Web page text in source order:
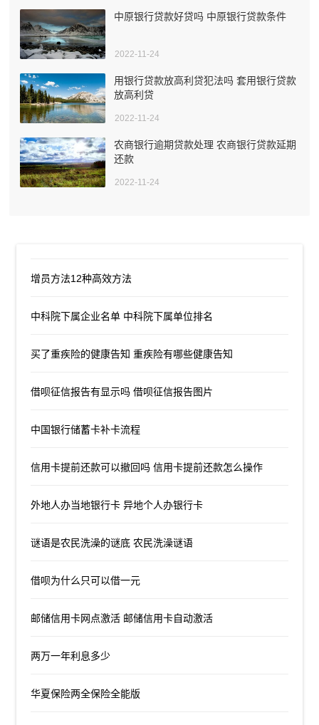
中原银行贷款好贷吗 中原银行贷款条件
2022-11-24
用银行贷款放高利贷犯法吗 套用银行贷款
放高利贷
2022-11-24
农商银行逾期贷款处理 农商银行贷款延期
还款
2022-11-24
增员方法12种高效方法
中科院下属企业名单 中科院下属单位排名
买了重疾险的健康告知 重疾险有哪些健康告知
借呗征信报告有显示吗 借呗征信报告图片
中国银行储蓄卡补卡流程
信用卡提前还款可以撤回吗 信用卡提前还款怎么操作
外地人办当地银行卡 异地个人办银行卡
谜语是农民洗澡的谜底 农民洗澡谜语
借呗为什么只可以借一元
邮储信用卡网点激活 邮储信用卡自动激活
两万一年利息多少
华夏保险两全保险全能版